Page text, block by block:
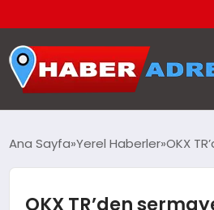
GÜNDEM
Ana Sayfa Yerel Haberler OKX
OKX TR’den